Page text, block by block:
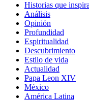
Historias que
Análisis
Opinión
Profundidad
Espiritualidad
Descubrimiento
Estilo de vida
Actualidad
Papa Leon XIV
México
América Latina